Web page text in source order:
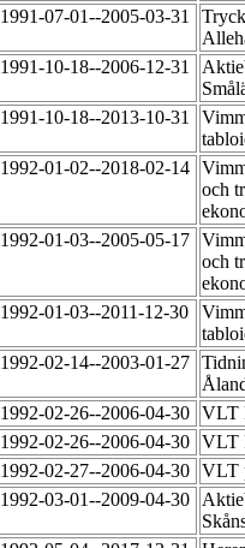
1991-07-01--2005-03-31
1991-10-18--2006-12-31
1991-10-18--2013-10-31
1992-01-02--2018-02-14
och
1992-01-03--2005-05-17
och
1992-01-03--2011-12-30
1992-02-14--2003-01-27
1992-02-26--2006-04-30 VLT
1992-02-26--2006-04-30 VLT
1992-02-27--2006-04-30 VLT
1992-03-01--2009-04-30